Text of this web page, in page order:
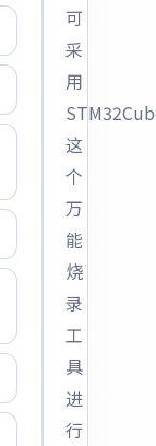
可
采
用
这
个
万
能
烧
录
工
具
进
行